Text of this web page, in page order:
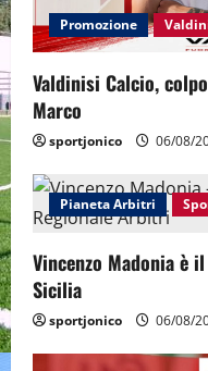
Promozione
Valdinisi Calcio,
Marco
sportjonico 06/08/
Pianeta Arbitri
Vincenzo Madonia è
Sicilia
sportjonico 06/08/